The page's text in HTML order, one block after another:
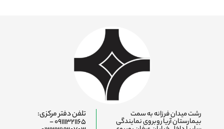
رشت میدان فرزانه به سمت
بیمارستان آریا روبروی نمایندگی
تلفن دفتر مرکزی:
09111321165 -